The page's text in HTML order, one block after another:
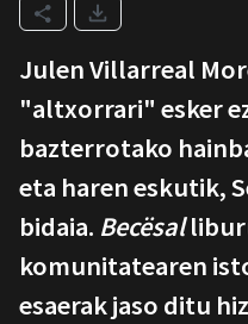
Julen Villarreal
"altxorrari" esker
bazterrotako
eta haren eskutik,
bidaia. Becësal
komunitatearen
esaerak jaso ditu